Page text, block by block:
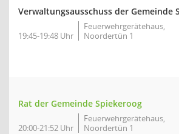
Verwaltungsausschuss der Gemeinde
19:45-19:48 Uhr
Feuerwehrgerätehaus,
Noordertün 1
Rat der Gemeinde Spiekeroog
20:00-21:52 Uhr
Feuerwehrgerätehaus,
Noordertün 1